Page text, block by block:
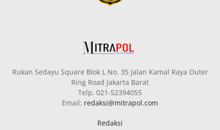
Rukan Sedayu Square Blok L No. 35 Jalan Kamal Raya Outer
Ring Road Jakarta Barat
Telp. 021-52394055
Email: redaksi@mitrapol.com
Redaksi